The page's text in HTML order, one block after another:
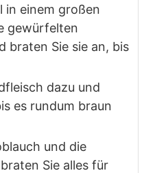
in einem großen
gewürfelten
braten Sie sie an, bis
dazu und
es rundum braun
und die
Sie alles für